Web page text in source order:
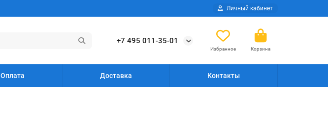
Личный кабинет
+7 495 011-35-01
Избранное Корзина
Оплата Доставка Контакты